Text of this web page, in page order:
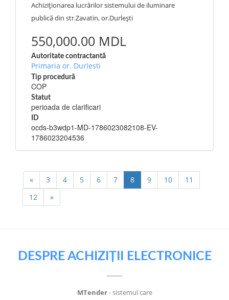
Achiziționarea lucrărilor sistemului de iluminare
publică din str.Zavatin, or.Durlești
550,000.00 MDL
Autoritate contractantă
Primaria or. Durlesti
Tip procedură
COP
Statut
perioada de clarificari
ID
ocds-b3wdp1-MD-1786023082108-EV-
1786023204536
« 3 4 5 6 7 8 9 10
11
12
»
DESPRE ACHIZIȚII ELECTRONICE
MTender- sistemul care